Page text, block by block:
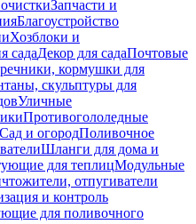
Запчасти и
Благоустройство
Хозблоки и
садаДекор для садаПочтовые
кормушки для
скульптуры для
Уличные
Противогололедные
Сад и огородПоливочное
Шланги для дома и
для теплицМодульные
отпугиватели
и контроль
для поливочного